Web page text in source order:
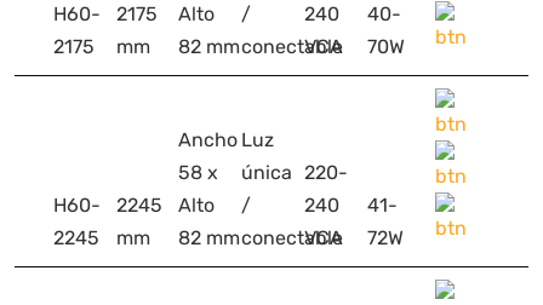
H60-
2175
2175
mm
Alto
82 mm
/
conectable
240
VCA
40-
70W
H60-
2245
2245
mm
Ancho
58 x
Alto
82 mm
Luz
única
/
conectable
220-
240
VCA
41-
72W